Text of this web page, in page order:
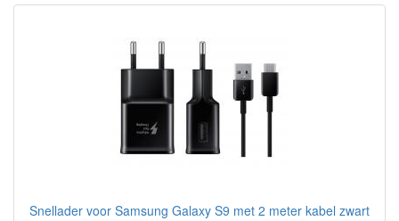
Snellader voor Samsung Galaxy S9 met 2 meter kabel zwart